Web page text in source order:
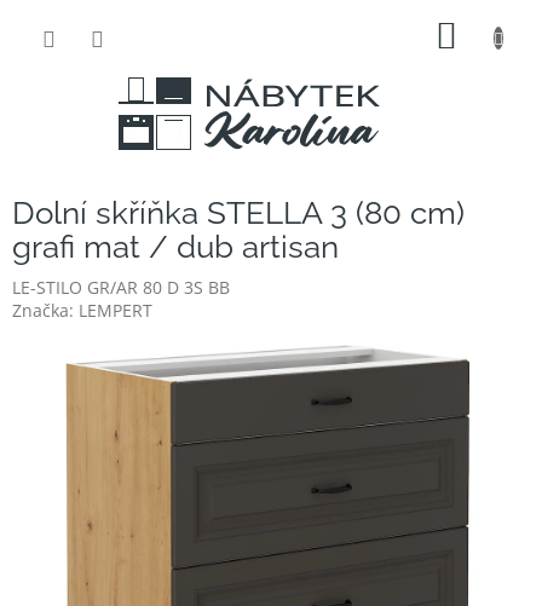
Dolní skříňka STELLA 3 (80 cm)
grafi mat / dub artisan
LE-STILO GR/AR 80 D 3S BB
Značka: LEMPERT